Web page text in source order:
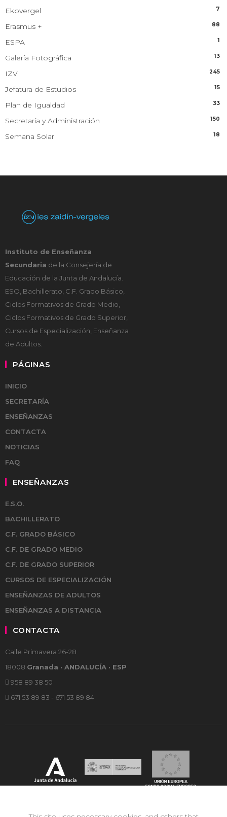
Ekovergel 7
Erasmus + 88
ESPA 1
Galería Fotográfica 13
IZV 245
Jefatura de Estudios 15
Plan de Igualdad 33
Secretaría y Administración 150
Semana Solar 18
Instituto de Enseñanza
Secundaria de la Consejería de
Educación de la Junta de Andalucía.
ESO, Bachillerato, C.F. Grado Básico,
Ciclos Formativos de Grado Medio,
Ciclos Formativos de Grado Superior,
Cursos de Especialización, Enseñanza
de Adultos.
PÁGINAS
INICIO
SECRETARÍA
ENSEÑANZAS
CONTACTA
NOTICIAS
FAQ
ENSEÑANZAS
E.S.O.
BACHILLERATO
C.F. GRADO BÁSICO
C.F. DE GRADO MEDIO
C.F. DE GRADO SUPERIOR
CURSOS DE ESPECIALIZACIÓN
ENSEÑANZAS DE ADULTOS
ENSEÑANZAS A DISTANCIA
CONTACTA
Calle Primavera 26-28
18008 Granada · ANDALUCÍA · ESP
958 89 38 50
671 53 89 83 - 671 53 89 84